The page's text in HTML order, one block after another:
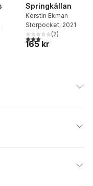
Totalt antal röster:
Springkällan
Kerstin Ekman
Storpocket, 2021
3,0utav 5 stjärnor.
(2)
165 kr